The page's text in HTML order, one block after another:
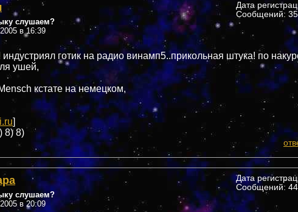
слушаем?
в 16:39
Дата
Сообщений:
готик на радио винамп5..прикольная штука! по
ушей,
кстате на немецком,
]
8) 8)
слушаем?
в 20:09
Дата
Сообщений: